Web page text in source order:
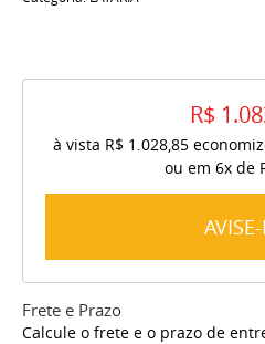
R$
à vista R$ 1.028,85
ou em 6x de
Frete e Prazo
Calcule o frete e o prazo de